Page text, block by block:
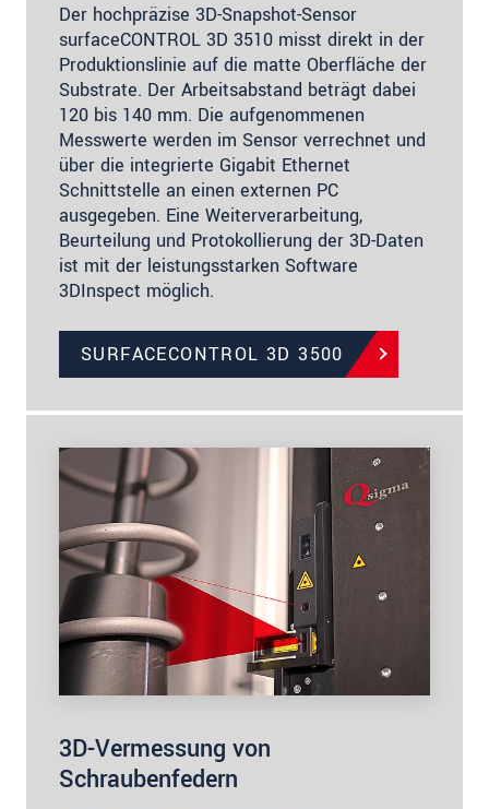
Der hochpräzise 3D-Snapshot-Sensor
surfaceCONTROL 3D 3510 misst direkt in der
Produktionslinie auf die matte Oberfläche der
Substrate. Der Arbeitsabstand beträgt dabei
120 bis 140 mm. Die aufgenommenen
Messwerte werden im Sensor verrechnet und
über die integrierte Gigabit Ethernet
Schnittstelle an einen externen PC
ausgegeben. Eine Weiterverarbeitung,
Beurteilung und Protokollierung der 3D-Daten
ist mit der leistungsstarken Software
3DInspect möglich.
SURFACECONTROL 3D 3500
3D-Vermessung von
Schraubenfedern